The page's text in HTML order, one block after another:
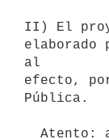
II) El
elaborado
al
efecto,
Pública.